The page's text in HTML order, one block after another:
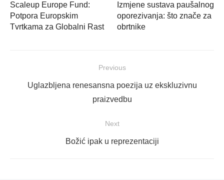
Scaleup Europe Fund:
Potpora Europskim
Tvrtkama za Globalni Rast
Izmjene sustava paušalnog
oporezivanja: što znače za
obrtnike
objava
Previous
Previous
Uglazbljena renesansna poezija uz ekskluzivnu
praizvedbu
Next
Next
Božić ipak u reprezentaciji